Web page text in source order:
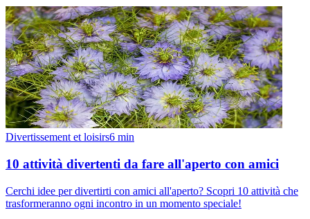
Divertissement et loisirs6 min
10 attività divertenti da fare all'aperto con amici
Cerchi idee per divertirti con amici all'aperto? Scopri 10 attività che
trasformeranno ogni incontro in un momento speciale!